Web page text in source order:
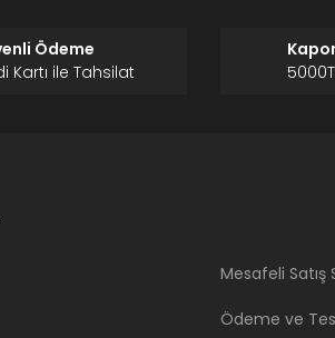
Ödeme
Kartı ile Tahsilat
Mesafeli Satış
Ödeme ve